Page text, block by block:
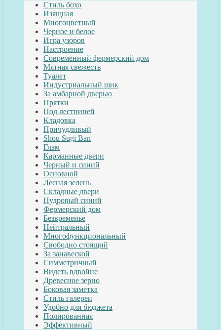
Стиль бохо
Изящная
Многоцветный
Черное и белое
Игра узоров
Настроение
Современный фермерский дом
Мятная свежесть
Туалет
Индустриальный шик
За амбарной дверью
Прятки
Под лестницей
Кладовка
Причудливый
Shou Sugi Ban
Глэм
Карманные двери
Черный и синий
Основной
Лесная зелень
Складные двери
Пудровый синий
Фермерский дом
Безвременье
Нейтральный
Многофункциональный
Свободно стоящий
За занавеской
Симметричный
Видеть вдвойне
Древесное зерно
Боковая заметка
Стиль галереи
Удобно для бюджета
Полированная
Эффективный